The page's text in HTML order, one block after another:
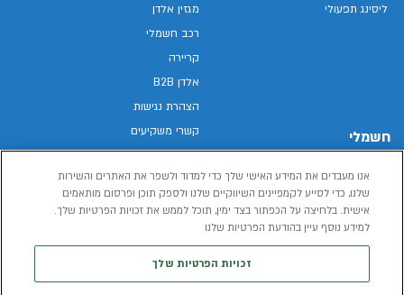
ליסינג תפעולי
חשמלי
רכב חשמלי
הכל על רכב חשמלי
מגזין אלדן
רכב חשמלי
קריירה
אלדן B2B
הצהרת נגישות
קשרי משקיעים
מפת האתר
מדיניות פרטיות
תנאי שימוש
אנו מעבדים את המידע האישי שלך כדי למדוד ולשפר את האתרים והשירות
שלנו, כדי לסייע לקמפיינים השיווקיים שלנו ולספק תוכן ופרסום מותאמים
אישית. בלחיצה על הכפתור בצד ימין, תוכל לממש את זכויות הפרטיות שלך.
למידע נוסף עיין בהודעת הפרטיות שלנו
זכויות הפרטיות שלך